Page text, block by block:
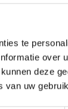
te
deze
van uw